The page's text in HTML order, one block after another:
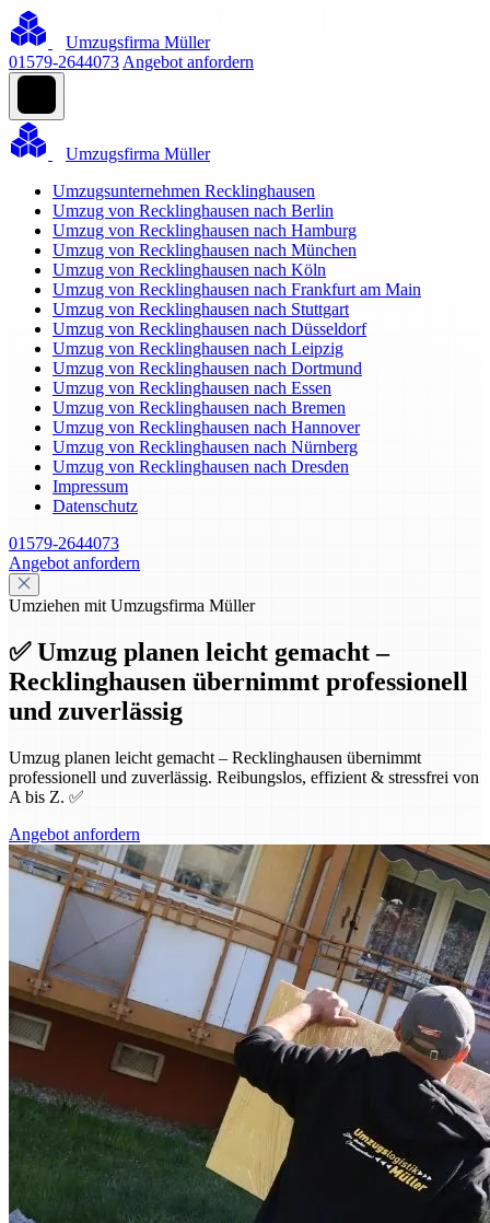
Umzugsfirma Müller
01579-2644073 Angebot anfordern
Umzugsfirma Müller
Umzugsunternehmen Recklinghausen
Umzug von Recklinghausen nach Berlin
Umzug von Recklinghausen nach Hamburg
Umzug von Recklinghausen nach München
Umzug von Recklinghausen nach Köln
Umzug von Recklinghausen nach Frankfurt am Main
Umzug von Recklinghausen nach Stuttgart
Umzug von Recklinghausen nach Düsseldorf
Umzug von Recklinghausen nach Leipzig
Umzug von Recklinghausen nach Dortmund
Umzug von Recklinghausen nach Essen
Umzug von Recklinghausen nach Bremen
Umzug von Recklinghausen nach Hannover
Umzug von Recklinghausen nach Nürnberg
Umzug von Recklinghausen nach Dresden
Impressum
Datenschutz
01579-2644073
Angebot anfordern
Umziehen mit Umzugsfirma Müller
✅ Umzug planen leicht gemacht –
Recklinghausen übernimmt professionell
und zuverlässig
Umzug planen leicht gemacht – Recklinghausen übernimmt
professionell und zuverlässig. Reibungslos, effizient & stressfrei von
A bis Z. ✅
Angebot anfordern